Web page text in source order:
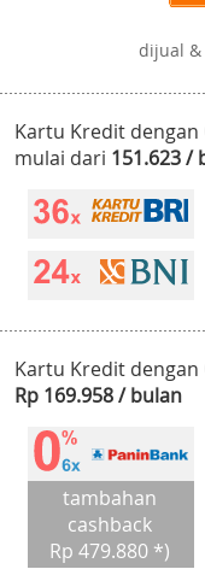
dijual &
Kartu Kredit dengan
mulai dari 151.623 /
Kartu Kredit dengan
Rp 169.958 / bulan
tambahan
cashback
Rp 479.880 *)